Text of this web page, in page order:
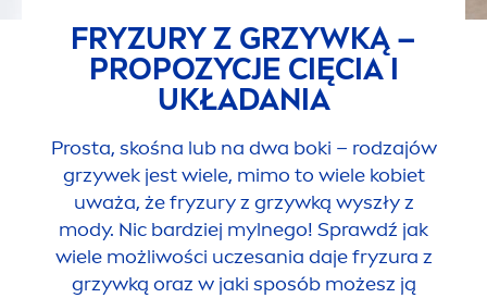
FRYZURY Z GRZYWKĄ –
PROPOZYCJE CIĘCIA I
UKŁADANIA
Prosta, skośna lub na dwa boki – rodzajów
grzywek jest wiele, mimo to wiele kobiet
uważa, że fryzury z grzywką wyszły z
mody. Nic bardziej mylnego! Sprawdź jak
wiele możliwości uczesania daje fryzura z
grzywką oraz w jaki sposób możesz ją